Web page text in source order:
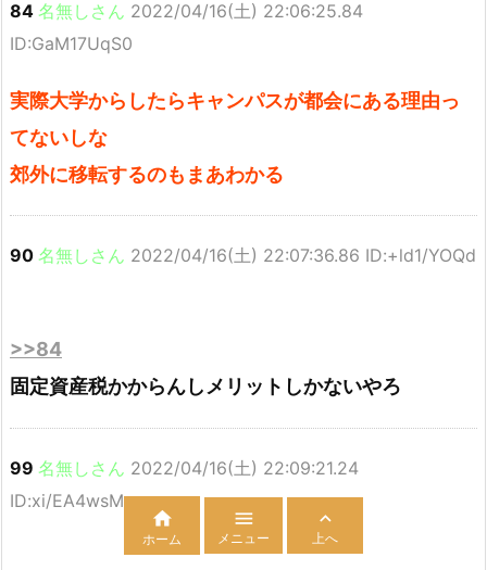
84 名無しさん 2022/04/16(土) 22:06:25.84
ID:GaM17UqS0
実際大学からしたらキャンパスが都会にある理由っ
てないしな
郊外に移転するのもまあわかる
90 名無しさん 2022/04/16(土) 22:07:36.86 ID:+ld1/YOQd
>>84
固定資産税かからんしメリットしかないやろ
99 名無しさん 2022/04/16(土) 22:09:21.24
ID:xi/EA4wsM

ホーム

メニュー

上へ